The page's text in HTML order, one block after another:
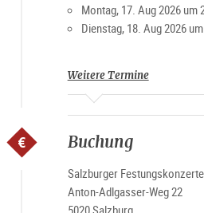
Montag, 17. Aug 2026 um
Dienstag, 18. Aug 2026
Weitere Termine
Buchung
Salzburger
Anton-Adlgasser-Weg 22
5020 Salzburg